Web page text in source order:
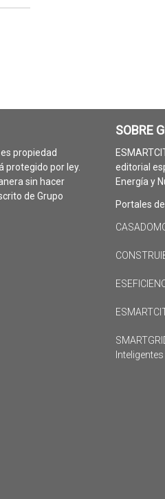
propiedad
protegido por ley.
sin hacer
de Grupo
SOBRE
editorial
Energía y
Portales
Inteligentes